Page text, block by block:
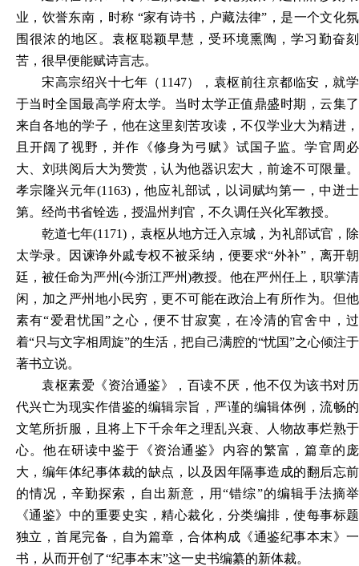
业，饮誉东南，时称 “家有诗书，户藏法律”，是一个文化氛
围很浓的地区。袁枢聪颖早慧，受环境熏陶，学习勤奋刻
苦，很早便能赋诗言志。
宋高宗绍兴十七年（ 1147），袁枢前往京都临安，就学
于当时全国最高学府太学。当时太学正值鼎盛时期，云集了
来自各地的学子，他在这里刻苦攻读，不仅学业大为精进，
且开阔了视野，并作《修身为弓赋》试国子监。学官周必
大、刘珙阅后大为赞赏，认为他器识宏大，前途不可限量。
孝宗隆兴元年(1163)，他应礼部试，以词赋均第一，中迸士
第。经尚书省铨选，授温州判官，不久调任兴化军教授。
乾道七年(1171)，袁枢从地方迁入京城，为礼部试官，除
太学录。因谏诤外戚专权不被采纳，便要求“外补”，离开朝
廷，被任命为严州(今浙江严州)教授。他在严州任上，职掌清
闲，加之严州地小民穷，更不可能在政治上有所作为。但他
素有“爱君忧国”之心，便不甘寂寞，在冷清的官舍中，过
着“只与文字相周旋”的生活，把自己满腔的“忧国”之心倾注于
著书立说。
袁枢素爱《资治通鉴》，百读不厌，他不仅为该书对历
代兴亡为现实作借鉴的编辑宗旨，严谨的编辑体例，流畅的
文笔所折服，且将上下千余年之理乱兴衰、人物故事烂熟于
心。他在研读中鉴于《资治通鉴》内容的繁富，篇章的庞
大，编年体纪事体裁的缺点，以及因年隔事造成的翻后忘前
的情况，辛勤探索，自出新意，用 “错综”的编辑手法摘举
《通鉴》中的重要史实，精心裁化，分类编排，使每事标题
独立，首尾完备，自为篇章，合体构成《通鉴纪事本末》一
书，从而开创了“纪事本末”这一史书编纂的新体裁。